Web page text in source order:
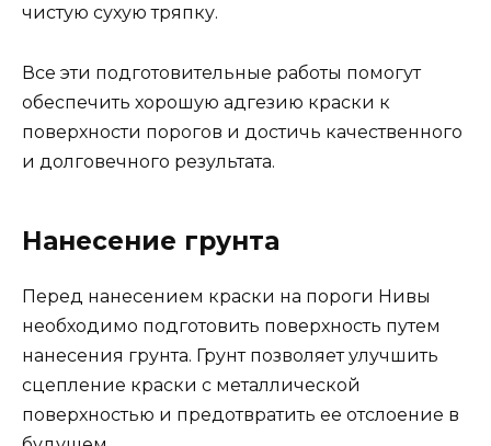
чистую сухую тряпку.
Все эти подготовительные работы помогут
обеспечить хорошую адгезию краски к
поверхности порогов и достичь качественного
и долговечного результата.
Нанесение грунта
Перед нанесением краски на пороги Нивы
необходимо подготовить поверхность путем
нанесения грунта. Грунт позволяет улучшить
сцепление краски с металлической
поверхностью и предотвратить ее отслоение в